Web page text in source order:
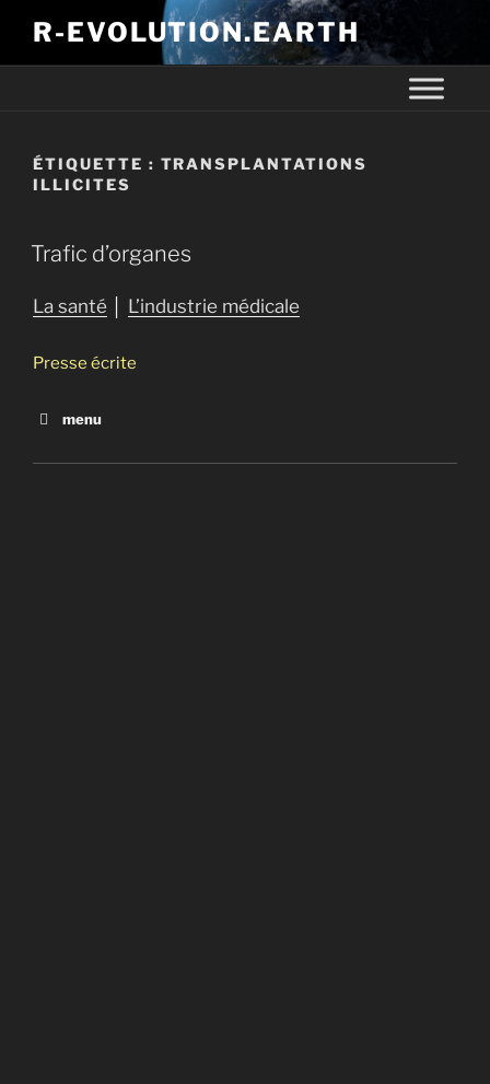
R-EVOLUTION.EARTH
ÉTIQUETTE : TRANSPLANTATIONS
ILLICITES
Trafic d’organes
La santé L’industrie médicale
Presse écrite
menu